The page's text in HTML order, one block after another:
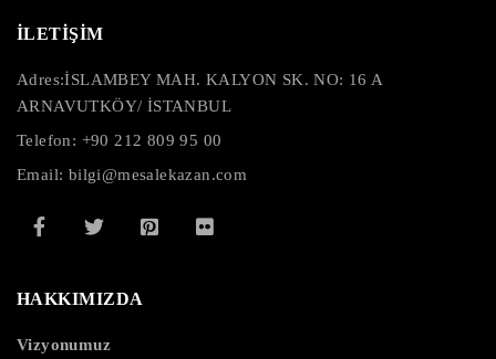
İLETİŞİM
Adres:İSLAMBEY MAH. KALYON SK. NO: 16 A
ARNAVUTKÖY/ İSTANBUL
Telefon: +90 212 809 95 00
Email: bilgi@mesalekazan.com
HAKKIMIZDA
Vizyonumuz